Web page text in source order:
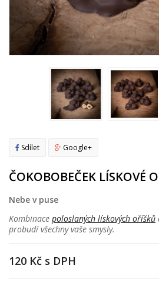
Sdílet Google+
ČOKOBOBEČEK LÍSKOVÉ
Nebe v puse
Kombinace poloslaných lískových oříšků
probudí všechny vaše smysly.
120 Kč s DPH